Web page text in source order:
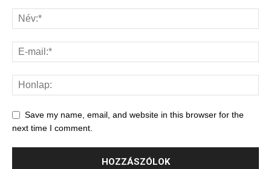
Save my name, email, and website in this browser for the
next time I comment.